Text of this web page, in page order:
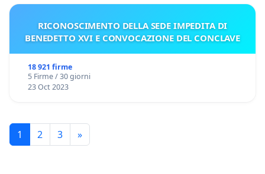
RICONOSCIMENTO DELLA SEDE IMPEDITA DI
BENEDETTO XVI E CONVOCAZIONE DEL CONCLAVE
18 921 firme
5 Firme / 30 giorni
23 Oct 2023
1 2 3 »